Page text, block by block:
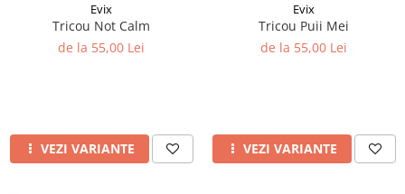
Evix
Tricou Not Calm
de la 55,00 Lei
VEZI VARIANTE
Evix
Tricou Puii Mei
de la 55,00 Lei
VEZI VARIANTE